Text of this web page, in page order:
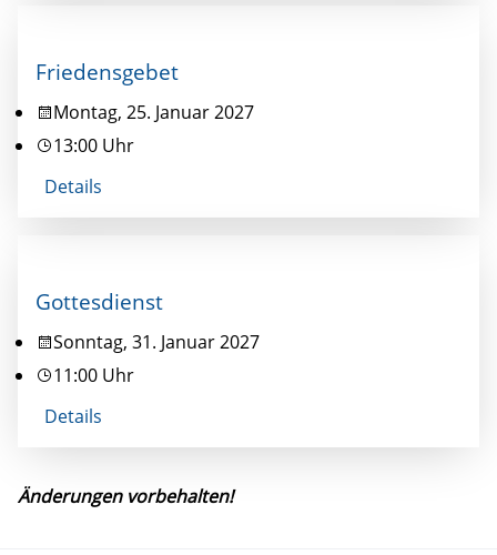
Friedensgebet
Montag, 25. Januar 2027
13:00 Uhr
Details
Gottesdienst
Sonntag, 31. Januar 2027
11:00 Uhr
Details
Änderungen vorbehalten!